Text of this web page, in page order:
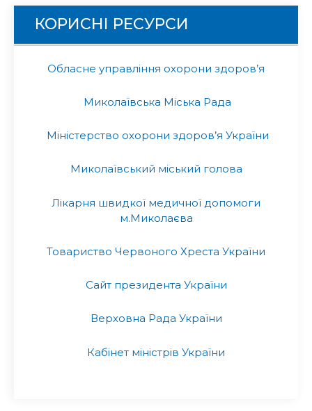
КОРИСНІ РЕСУРСИ
Обласне управління охорони здоров’я
Миколаївська Міська Рада
Міністерство охорони здоров’я України
Миколаївський міський голова
Лікарня швидкої медичної допомоги
м.Миколаєва
Товариство Червоного Хреста України
Сайт президента України
Верховна Рада України
Кабінет міністрів України